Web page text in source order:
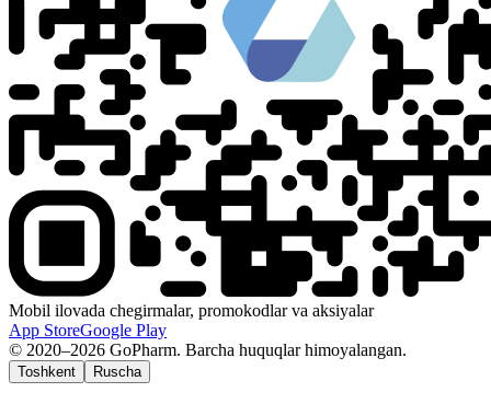
Mobil ilovada chegirmalar, promokodlar va aksiyalar
App StoreGoogle Play
© 2020–2026 GoPharm. Barcha huquqlar himoyalangan.
Toshkent Ruscha